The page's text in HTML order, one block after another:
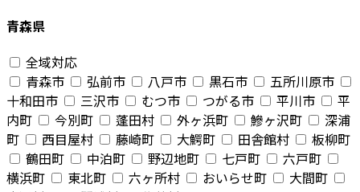
青森県
全域対応
青森市
弘前市 八戸市 黒石市
五所川原市
十和田市
三沢市 むつ市 つがる市 平川市
平
内町
今別町 蓬田村 外ヶ浜町 鰺ヶ沢町
深浦
町
西目屋村 藤崎町 大鰐町 田舎館村
板柳町
鶴田町
中泊町 野辺地町 七戸町
六戸町
横浜町
東北町 六ヶ所村 おいらせ町
大間町